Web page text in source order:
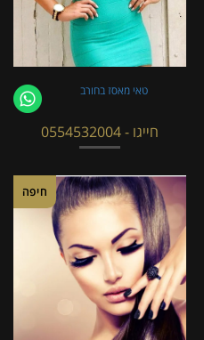
טאי מאסז בחורב
חייגו - 0554532004
חיפה